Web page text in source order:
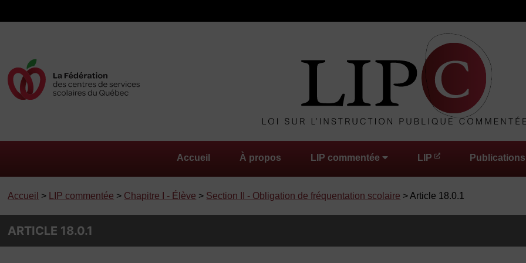
Accueil À propos LIP commentée LIP Publications
Accueil > LIP commentée > Chapitre I - Élève > Section II - Obligation de fréquentation scolaire > Article 18.0.1
ARTICLE 18.0.1